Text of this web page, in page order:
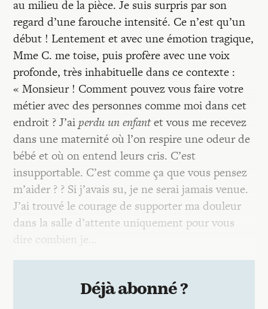
au milieu de la pièce. Je suis surpris par son
regard d’une farouche intensité. Ce n’est qu’un
début ! Lentement et avec une émotion tragique,
Mme C. me toise, puis profère avec une voix
profonde, très inhabituelle dans ce contexte :
« Monsieur ! Comment pouvez vous faire votre
métier avec des personnes comme moi dans cet
endroit ? J’aiperdu un enfantet vous me recevez
dans une maternité où l’on respire une odeur de
bébé et où on entend leurs cris. C’est
insupportable. C’est comme ça que vous pensez
m’aider ? ? Si j’avais su, je ne serai jamais venue.
J’ai trouvé le courage de supporter ma douleur
dans la salle d’attente uniquement pour vous
dire combien je…
Déjà abonné ?